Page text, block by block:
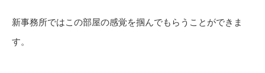
新事務所ではこの部屋の感覚を掴んでもらうことができま
す。